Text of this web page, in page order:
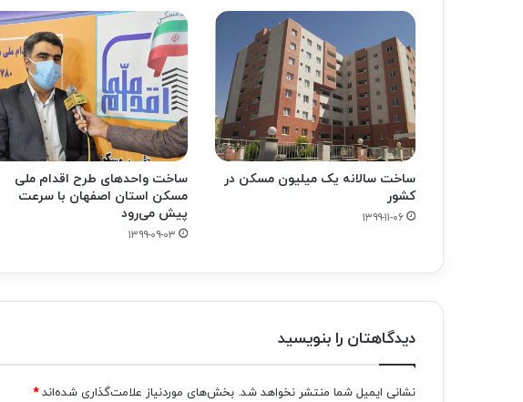
ساخت سالانه یک میلیون مسکن در
کشور
۱۳۹۹-۱۱-۰۶
ساخت واحدهای طرح اقدام ملی
مسکن استان اصفهان با سرعت
پیش می‌رود
۱۳۹۹-۰۹-۰۳
دیدگاهتان را بنویسید
نشانی ایمیل شما منتشر نخواهد شد. بخش‌های موردنیاز علامت‌گذاری شده‌اند*